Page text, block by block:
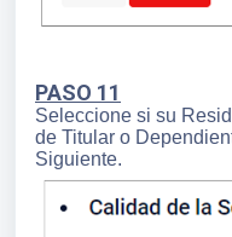
PASO 11
Seleccione si su
de Titular o
Siguiente.